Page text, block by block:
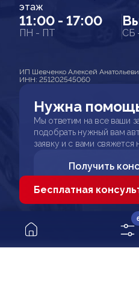
этаж
11:00 - 17:00
ПН - ПТ СБ
ИП Шевченко Алексей
ИНН: 251202545060
Нужна
Мы ответим на все ваши
подобрать нужный вам
заявку и с вами
Получить
Бесплатная